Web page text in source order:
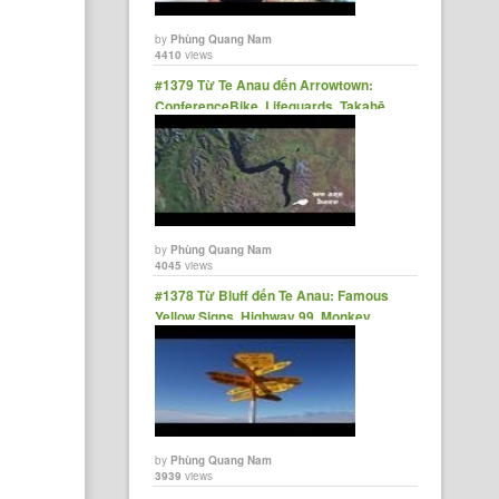
byPhùng Quang Nam
4410 views
#1379 Từ Te Anau đến Arrowtown:
ConferenceBike, Lifeguards, Takahē,
Steam Train, NZs Longest Lake
byPhùng Quang Nam
4045 views
#1378 Từ Bluff đến Te Anau: Famous
Yellow Signs, Highway 99, Monkey
Island
byPhùng Quang Nam
3939 views